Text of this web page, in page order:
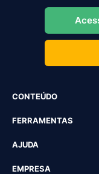
CONTEÚDO
FERRAMENTAS
AJUDA
EMPRESA